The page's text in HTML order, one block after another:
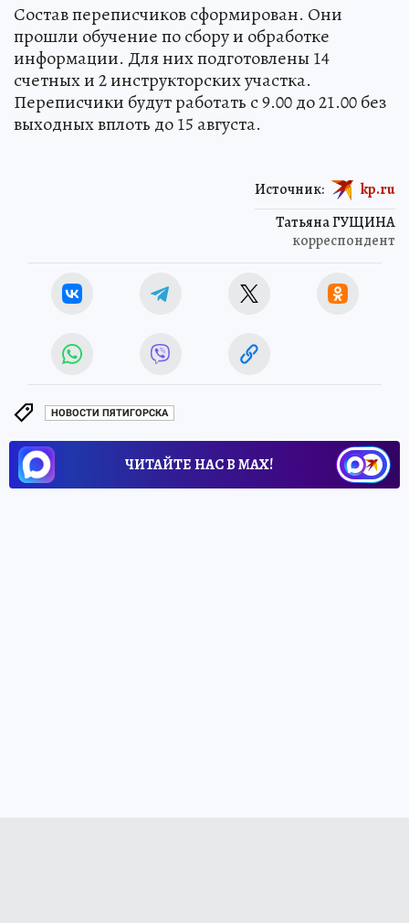
Состав переписчиков сформирован. Они
прошли обучение по сбору и обработке
информации. Для них подготовлены 14
счетных и 2 инструкторских участка.
Переписчики будут работать с 9.00 до 21.00 без
выходных вплоть до 15 августа.
Татьяна ГУЩИНА
корреспондент
Источник: kp.ru
НОВОСТИ ПЯТИГОРСКА
ЧИТАЙТЕ НАС В МАХ!